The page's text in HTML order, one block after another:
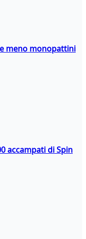
meno monopattini
accampati di Spin